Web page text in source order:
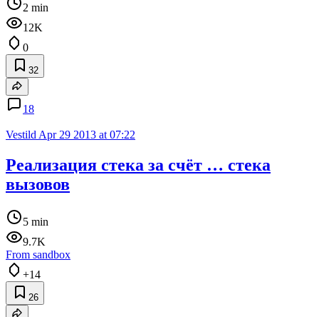
2 min
12K
0
32
18
Vestild Apr 29 2013 at 07:22
Реализация стека за счёт … стека
вызовов
5 min
9.7K
From sandbox
+14
26